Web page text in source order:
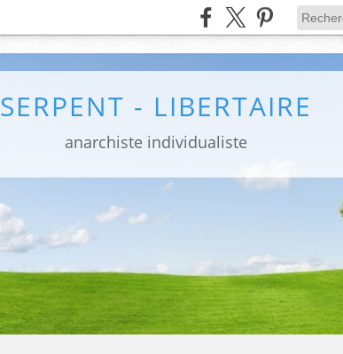
SERPENT - LIBERTAIRE
anarchiste individualiste